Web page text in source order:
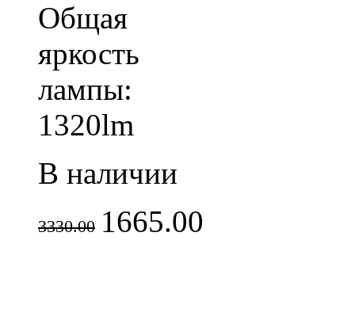
Общая
яркость
лампы:
1320lm
В наличии
3330.00 1665.00